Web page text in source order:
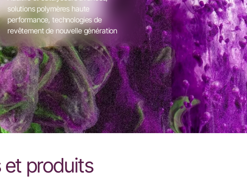
solutions polymères haute
performance, technologies de
revêtement de nouvelle génération
produits